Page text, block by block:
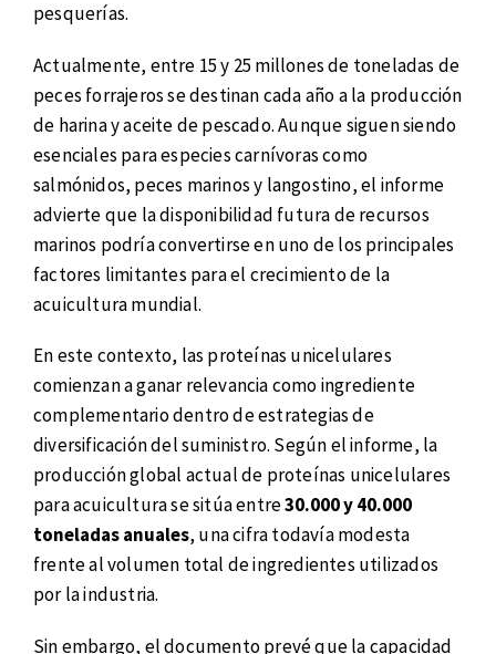
pesquerías.
Actualmente, entre 15 y 25 millones de toneladas de
peces forrajeros se destinan cada año a la producción
de harina y aceite de pescado. Aunque siguen siendo
esenciales para especies carnívoras como
salmónidos, peces marinos y langostino, el informe
advierte que la disponibilidad futura de recursos
marinos podría convertirse en uno de los principales
factores limitantes para el crecimiento de la
acuicultura mundial.
En este contexto, las proteínas unicelulares
comienzan a ganar relevancia como ingrediente
complementario dentro de estrategias de
diversificación del suministro. Según el informe, la
producción global actual de proteínas unicelulares
para acuicultura se sitúa entre30.000 y 40.000
toneladas anuales, una cifra todavía modesta
frente al volumen total de ingredientes utilizados
por la industria.
Sin embargo, el documento prevé que la capacidad